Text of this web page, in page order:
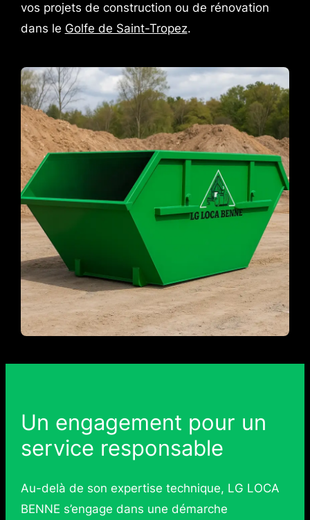
vos projets de construction ou de rénovation
dans le Golfe de Saint-Tropez.
Un engagement pour un
service responsable
Au-delà de son expertise technique, LG LOCA
BENNE s’engage dans une démarche